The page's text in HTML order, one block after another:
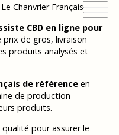
Chanvrier Français
CBD en ligne pour
prix de gros, livraison
produits analysés et
de référenceen
de production
produits.
pour assurer le